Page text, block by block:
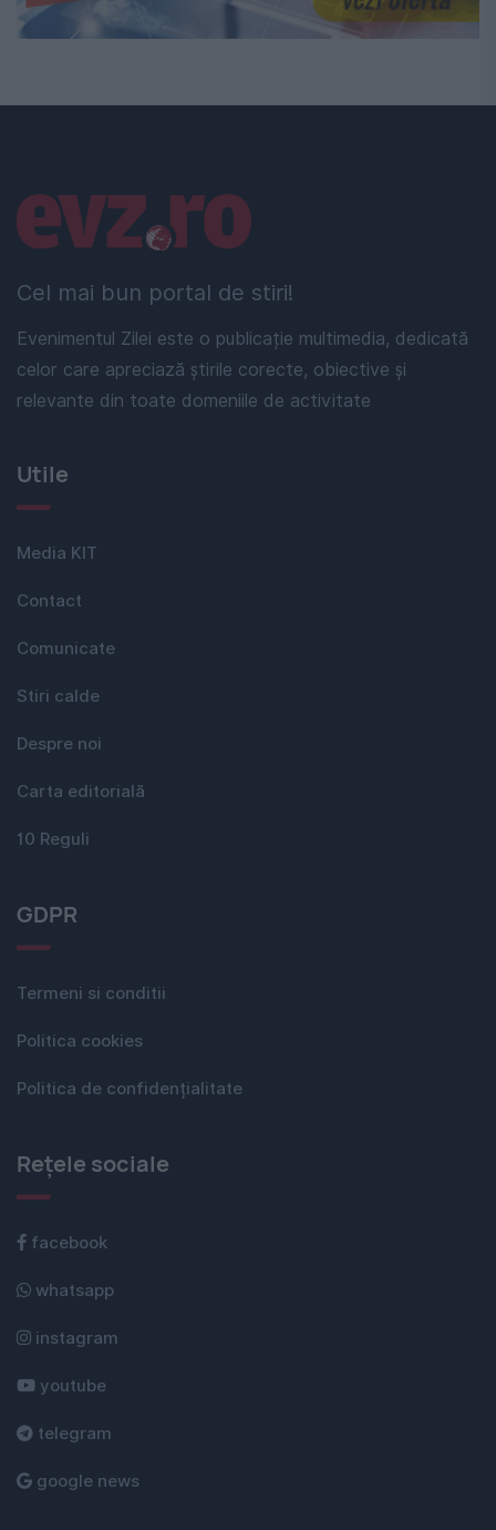
Cel mai bun portal de stiri!
Evenimentul Zilei este o publicație multimedia, dedicată
celor care apreciază știrile corecte, obiective și
relevante din toate domeniile de activitate
Linkuri utile
Utile
Media KIT
Contact
Comunicate
Stiri calde
Despre noi
Carta editorială
10 Reguli
GDPR
Termeni si conditii
Politica cookies
Politica de confidențialitate
Rețele sociale
facebook
whatsapp
instagram
youtube
telegram
google news